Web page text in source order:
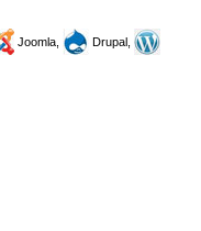
Joomla,
Drupal,